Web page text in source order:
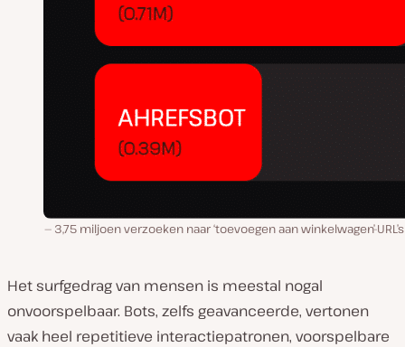
3,75 miljoen verzoeken naar ‘toevoegen aan winkelwagen’-
Het surfgedrag van mensen is meestal nogal
onvoorspelbaar. Bots, zelfs geavanceerde, vertonen
vaak heel repetitieve interactiepatronen, voorspelbare